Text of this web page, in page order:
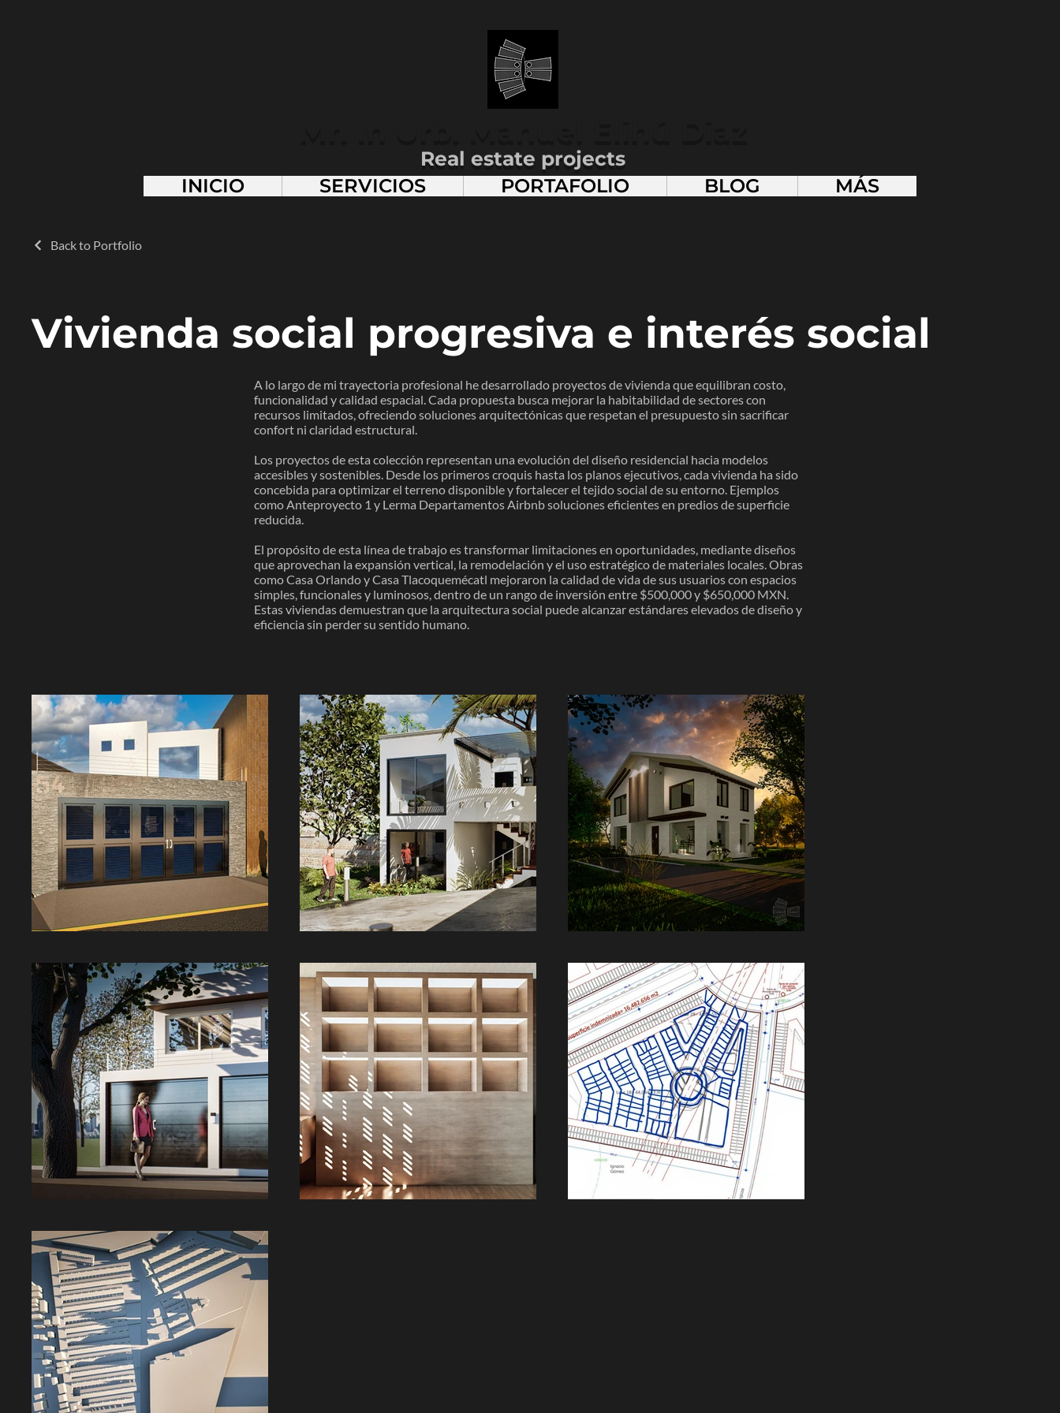
Real estate projects
INICIO SERVICIOS PORTAFOLIO BLOG MÁS
Back to Portfolio
Vivienda social progresiva e interés social
A lo largo de mi trayectoria profesional he desarrollado proyectos de vivienda que equilibran costo,
funcionalidad y calidad espacial. Cada propuesta busca mejorar la habitabilidad de sectores con
recursos limitados, ofreciendo soluciones arquitectónicas que respetan el presupuesto sin sacrificar
confort ni claridad estructural.
Los proyectos de esta colección representan una evolución del diseño residencial hacia modelos
accesibles y sostenibles. Desde los primeros croquis hasta los planos ejecutivos, cada vivienda ha sido
concebida para optimizar el terreno disponible y fortalecer el tejido social de su entorno. Ejemplos
como Anteproyecto 1 y Lerma Departamentos Airbnb soluciones eficientes en predios de superficie
reducida.
El propósito de esta línea de trabajo es transformar limitaciones en oportunidades, mediante diseños
que aprovechan la expansión vertical, la remodelación y el uso estratégico de materiales locales. Obras
como Casa Orlando y Casa Tlacoquemécatl mejoraron la calidad de vida de sus usuarios con espacios
simples, funcionales y luminosos, dentro de un rango de inversión entre $500,000 y $650,000 MXN.
Estas viviendas demuestran que la arquitectura social puede alcanzar estándares elevados de diseño y
eficiencia sin perder su sentido humano.